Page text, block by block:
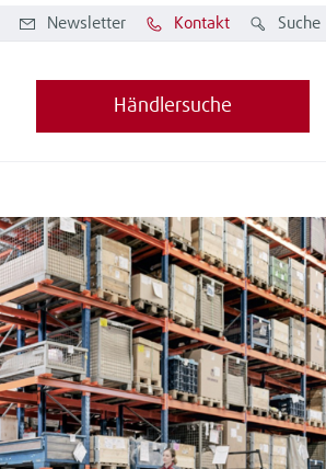
Suche
Kontakt
Newsletter
Händlersuche